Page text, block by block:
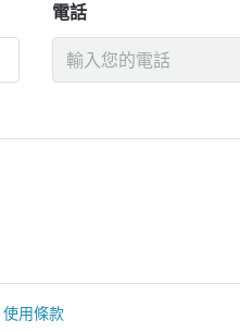
電話
使用條款